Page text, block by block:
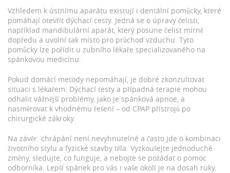
Vzhledem k ústnímu aparátu existují i dentální pomůcky, které
pomáhají otevřít dýchací cesty. Jedná se o úpravy čelisti,
například mandibulární aparát, který posune čelist mírně
dopředu a uvolní tak místo pro průchod vzduchu. Tyto
pomůcky lze pořídit u zubního lékaře specializovaného na
spánkovou medicínu.
Pokud domácí metody nepomáhají, je dobré zkonzultovat
situaci s lékařem. Dýchací testy a případná terapie mohou
odhalit vážnější problémy, jako je spánková apnoe, a
nasměrovat k vhodnému řešení – od CPAP přístrojů po
chirurgické zákroky.
Na závěr: chrápání není nevyhnutelné a často jde o kombinaci
životního stylu a fyzické stavby těla. Vyzkoušejte jednoduché
změny, sledujte, co funguje, a nebojte se požádat o pomoc
odborníka. Lepší spánek pro vás i vaše okolí je na dosah ruky.